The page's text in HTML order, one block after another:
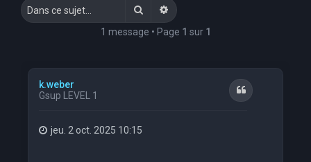
RechercherRecherche avancée
1 message • Page 1 sur 1
k.weber
Gsup LEVEL 1
Citation
jeu. 2 oct. 2025 10:15